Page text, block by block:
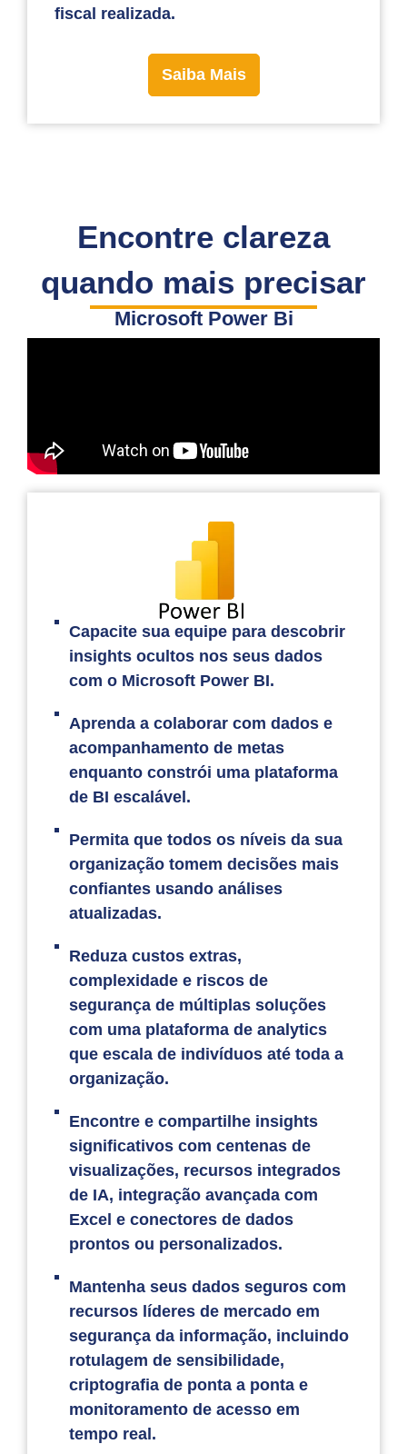
fiscal realizada.
Saiba Mais
Encontre clareza
quando mais precisar
Microsoft Power Bi
Capacite sua equipe para descobrir
insights ocultos nos seus dados
com o Microsoft Power BI.
Aprenda a colaborar com dados e
acompanhamento de metas
enquanto constrói uma plataforma
de BI escalável.
Permita que todos os níveis da sua
organização tomem decisões mais
confiantes usando análises
atualizadas.
Reduza custos extras,
complexidade e riscos de
segurança de múltiplas soluções
com uma plataforma de analytics
que escala de indivíduos até toda a
organização.
Encontre e compartilhe insights
significativos com centenas de
visualizações, recursos integrados
de IA, integração avançada com
Excel e conectores de dados
prontos ou personalizados.
Mantenha seus dados seguros com
recursos líderes de mercado em
segurança da informação, incluindo
rotulagem de sensibilidade,
criptografia de ponta a ponta e
monitoramento de acesso em
tempo real.